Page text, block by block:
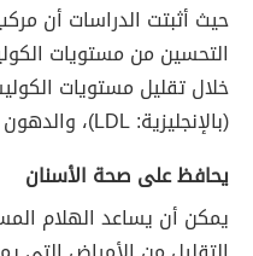
حيث أثبتت الدراسات أن
التحسين من مستويات
خلال تقليل مستويات
(بالإنجليزية: LDL)، والدهون الثلاثية المتواجدة في الدم.
يحافظ على صحة الأسنان
يمكن أن يساعد الهلام